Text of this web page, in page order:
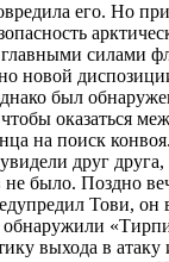
его. Но
силами
новой
был
оказаться
на поиск
друг
не было.
Тови,
выхода в